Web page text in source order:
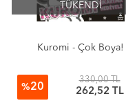
TÜKENDİ
Kuromi - Çok Boya!
%20
330,00 TL
262,52 TL